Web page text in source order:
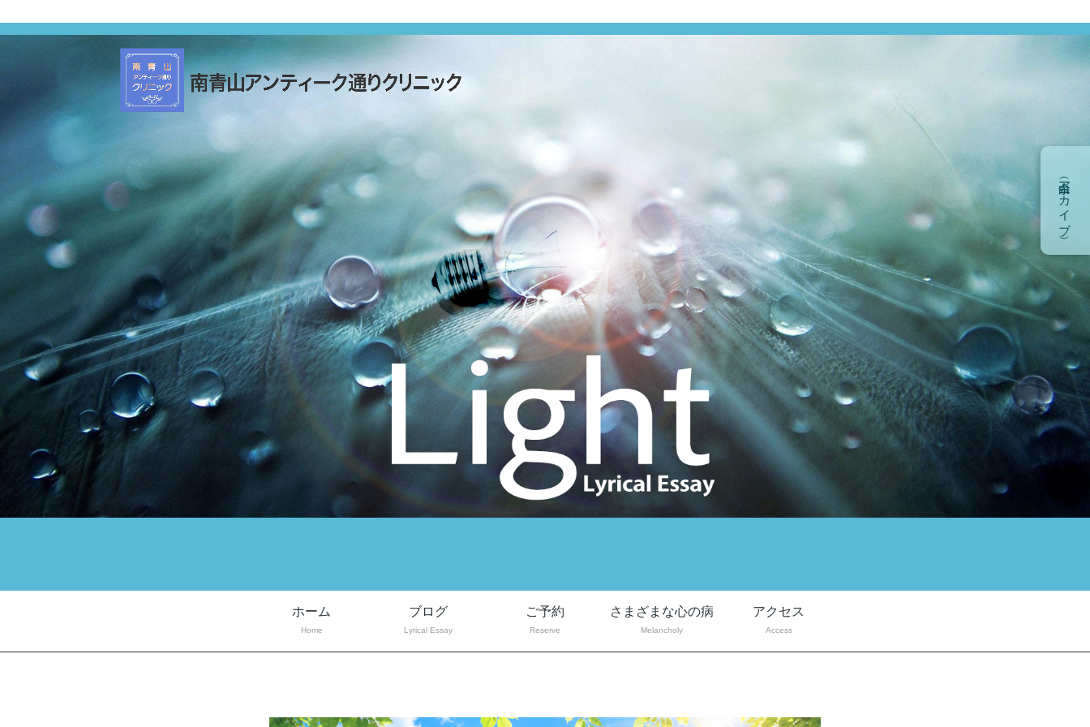
ホーム
Home
ブログ
Lyrical Essay
ご予約
Reserve
さまざまな心の病
Melancholy
アクセス
Access
余白（アーカイブ）